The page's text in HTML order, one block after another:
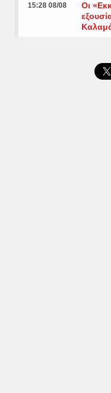
15:28 08/08
Οι